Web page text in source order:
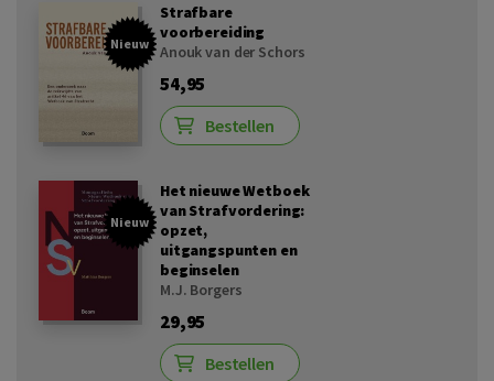
Nieuw
Strafbare
voorbereiding
Anouk van der Schors
54,95
Bestellen
Nieuw
Het nieuwe Wetboek
van Strafvordering:
opzet,
uitgangspunten en
beginselen
M.J. Borgers
29,95
Bestellen